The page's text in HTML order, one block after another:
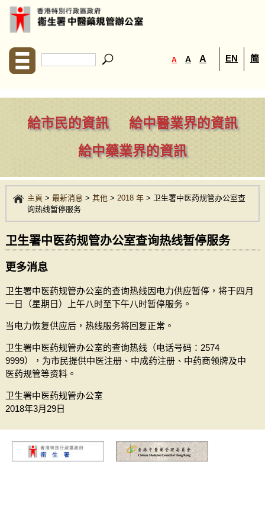
A A A EN 简
給市民的資訊
給中醫業界的資訊
給中藥業界的資訊
主頁 > 最新消息 > 其他 > 2018 年 > 卫生署中医药规管办公室查
询热线暂停服务
卫生署中医药规管办公室查询热线暂停服务
更多消息
卫生署中医药规管办公室的查询热线因电力供应暂停，将于四月
一日（星期日）上午八时至下午八时暂停服务。
当电力恢复供应后，热线服务将回复正常。
卫生署中医药规管办公室的查询热线（电话号码：2574
9999），为市民提供中医注册、中成药注册、中药商领牌及中
医药规管等资料。
卫生署中医药规管办公室
2018年3月29日